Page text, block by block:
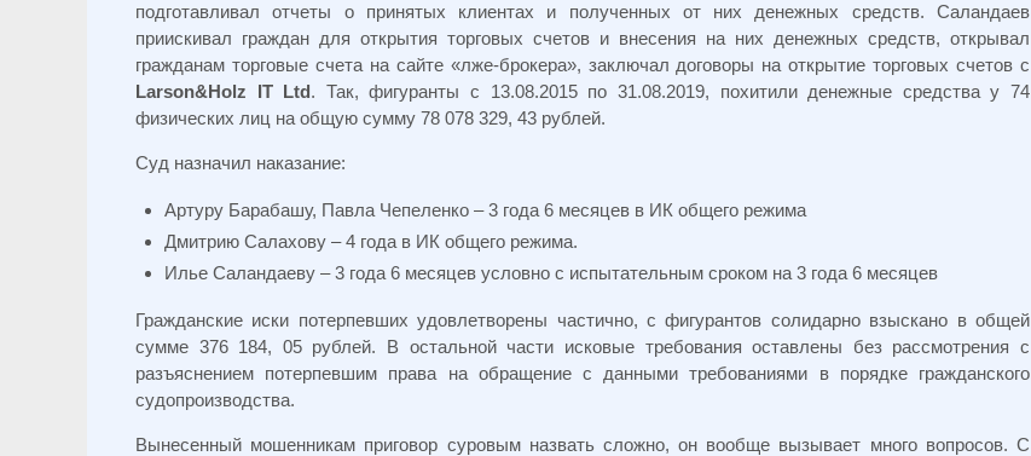
подготавливал отчеты о принятых клиентах и полученных от них денежных средств. Саландаев
приискивал граждан для открытия торговых счетов и внесения на них денежных средств, открывал
гражданам торговые счета на сайте «лже-брокера», заключал договоры на открытие торговых счетов с
Larson&Holz IT Ltd. Так, фигуранты с 13.08.2015 по 31.08.2019, похитили денежные средства у 74
физических лиц на общую сумму 78 078 329, 43 рублей.
Суд назначил наказание:
Артуру Барабашу, Павла Чепеленко – 3 года 6 месяцев в ИК общего режима
Дмитрию Салахову – 4 года в ИК общего режима.
Илье Саландаеву – 3 года 6 месяцев условно с испытательным сроком на 3 года 6 месяцев
Гражданские иски потерпевших удовлетворены частично, с фигурантов солидарно взыскано в общей
сумме 376 184, 05 рублей. В остальной части исковые требования оставлены без рассмотрения с
разъяснением потерпевшим права на обращение с данными требованиями в порядке гражданского
судопроизводства.
Вынесенный мошенникам приговор суровым назвать сложно, он вообще вызывает много вопросов. С